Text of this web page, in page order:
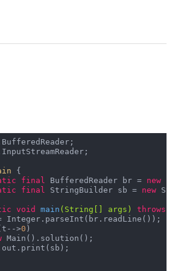
{
final BufferedReader br = new
final StringBuilder sb = new
void main (String[] args) throws
Integer.parseInt(br.readLine());
>0 )
Main().solution();